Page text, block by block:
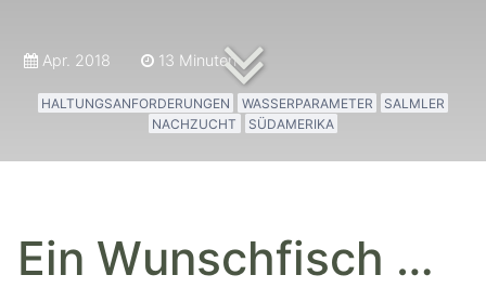
Apr. 2018 13 Minuten
HALTUNGSANFORDERUNGEN WASSERPARAMETER
SALMLER
NACHZUCHT
SÜDAMERIKA
Ein Wunschfisch …